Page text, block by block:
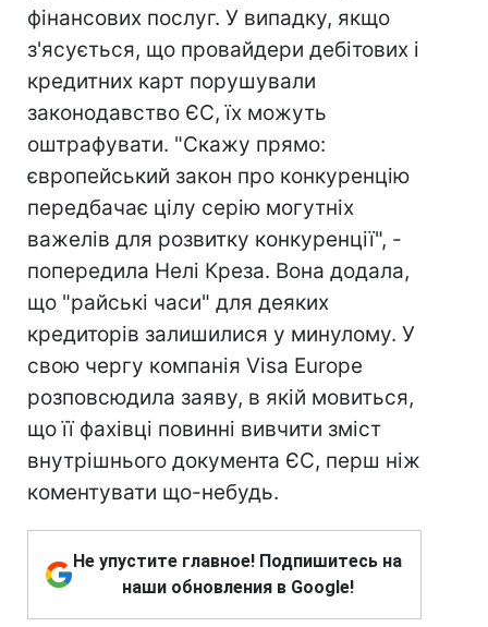
фінансових послуг. У випадку, якщо
з'ясується, що провайдери дебітових і
кредитних карт порушували
законодавство ЄС, їх можуть
оштрафувати. "Скажу прямо:
європейський закон про конкуренцію
передбачає цілу серію могутніх
важелів для розвитку конкуренції", -
попередила Нелі Креза. Вона додала,
що "райські часи" для деяких
кредиторів залишилися у минулому. У
свою чергу компанія Visa Europe
розповсюдила заяву, в якій мовиться,
що її фахівці повинні вивчити зміст
внутрішнього документа ЄС, перш ніж
коментувати що-небудь.
Не упустите главное! Подпишитесь на
наши обновления в Google!